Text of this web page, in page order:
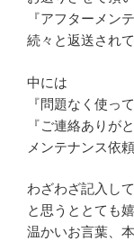
『アフターメン
続々と返送され
中には
『問題なく使っ
『ご連絡ありが
メンテナンス依
わざわざ記入し
と思うととても
温かいお言葉、